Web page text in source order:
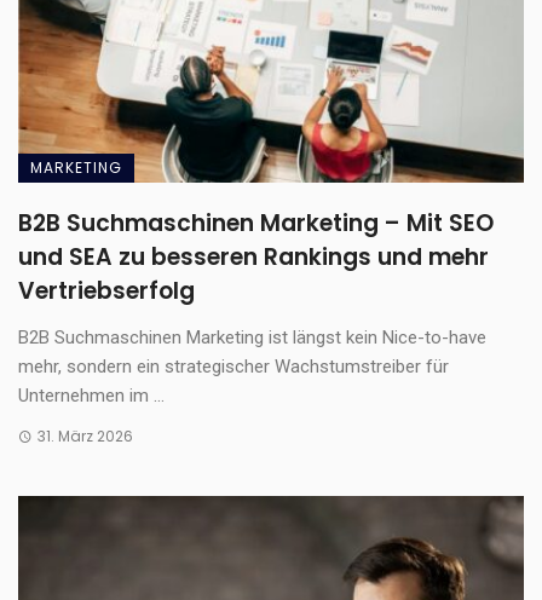
MARKETING
B2B Suchmaschinen Marketing – Mit SEO
und SEA zu besseren Rankings und mehr
Vertriebserfolg
B2B Suchmaschinen Marketing ist längst kein Nice-to-have
mehr, sondern ein strategischer Wachstumstreiber für
Unternehmen im ...
31. März 2026